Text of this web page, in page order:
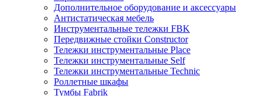
Дополнительное оборудование и аксессуары
Антистатическая мебель
Инструментальные тележки FBK
Передвижные стойки Constructor
Тележки инструментальные Place
Тележки инструментальные Self
Тележки инструментальные Technic
Роллетные шкафы
Тумбы Fabrik